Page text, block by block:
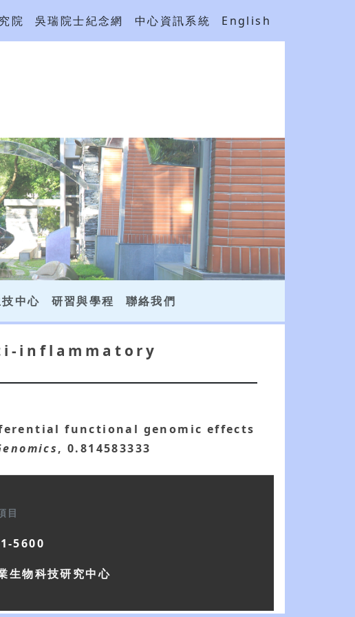
院 吳瑞院士紀念網 中心資訊系統 English
中心 研習與學程 聯絡我們
inflammatory
functional genomic effects
, 0.814583333
目
5600
生物科技研究中心